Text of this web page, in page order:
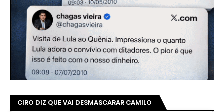
CIRO DIZ QUE VAI DESMASCARAR CAMILO